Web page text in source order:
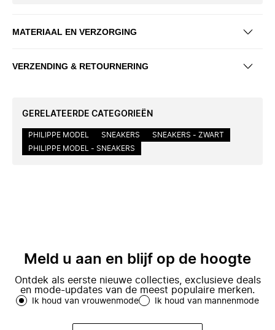
MATERIAAL EN VERZORGING
VERZENDING & RETOURNERING
GERELATEERDE CATEGORIEËN
PHILIPPE MODEL SNEAKERS
SNEAKERS - ZWART
PHILIPPE MODEL - SNEAKERS
Meld u aan en blijf op de hoogte
Ontdek als eerste nieuwe collecties, exclusieve deals
en mode-updates van de meest populaire merken.
Ik houd van vrouwenmode Ik houd van mannenmode